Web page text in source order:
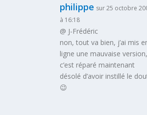
philippe sur 25 octobre
à 16:18
@ J-Frédéric
non, tout va bien, j’ai mis
ligne une mauvaise version,
c’est réparé maintenant
désolé d’avoir instillé le
😉